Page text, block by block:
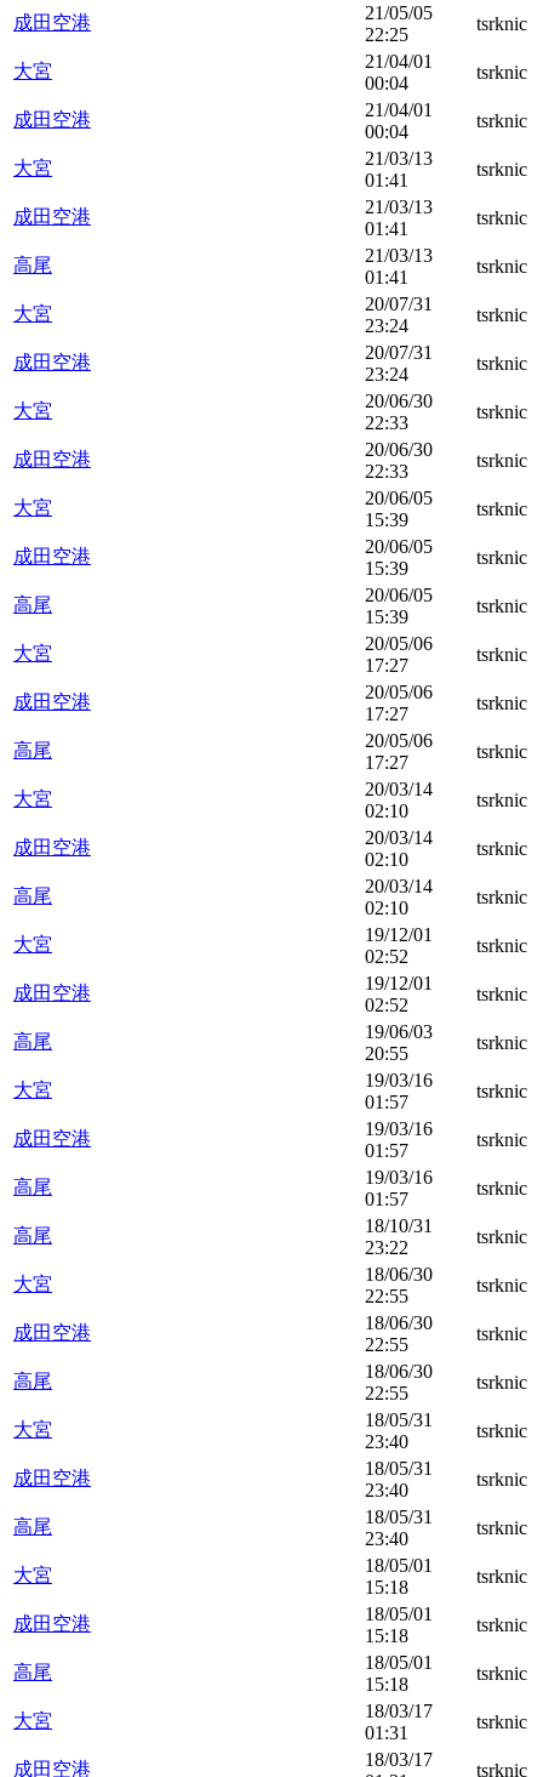
成田空港
21/05/05
22:25
tsrknic
大宮
21/04/01
00:04
tsrknic
成田空港
21/04/01
00:04
tsrknic
大宮
21/03/13
01:41
tsrknic
成田空港
21/03/13
01:41
tsrknic
高尾
21/03/13
01:41
tsrknic
大宮
20/07/31
23:24
tsrknic
成田空港
20/07/31
23:24
tsrknic
大宮
20/06/30
22:33
tsrknic
成田空港
20/06/30
22:33
tsrknic
大宮
20/06/05
15:39
tsrknic
成田空港
20/06/05
15:39
tsrknic
高尾
20/06/05
15:39
tsrknic
大宮
20/05/06
17:27
tsrknic
成田空港
20/05/06
17:27
tsrknic
高尾
20/05/06
17:27
tsrknic
大宮
20/03/14
02:10
tsrknic
成田空港
20/03/14
02:10
tsrknic
高尾
20/03/14
02:10
tsrknic
大宮
19/12/01
02:52
tsrknic
成田空港
19/12/01
02:52
tsrknic
高尾
19/06/03
20:55
tsrknic
大宮
19/03/16
01:57
tsrknic
成田空港
19/03/16
01:57
tsrknic
高尾
19/03/16
01:57
tsrknic
高尾
18/10/31
23:22
tsrknic
大宮
18/06/30
22:55
tsrknic
成田空港
18/06/30
22:55
tsrknic
高尾
18/06/30
22:55
tsrknic
大宮
18/05/31
23:40
tsrknic
成田空港
18/05/31
23:40
tsrknic
高尾
18/05/31
23:40
tsrknic
大宮
18/05/01
15:18
tsrknic
成田空港
18/05/01
15:18
tsrknic
高尾
18/05/01
15:18
tsrknic
大宮
18/03/17
01:31
tsrknic
成田空港
18/03/17
tsrknic